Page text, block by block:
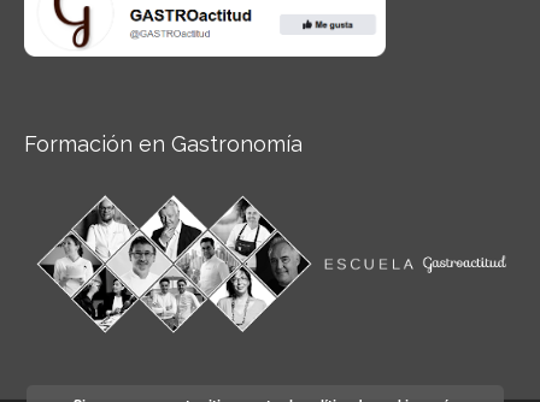
Formación en Gastronomía